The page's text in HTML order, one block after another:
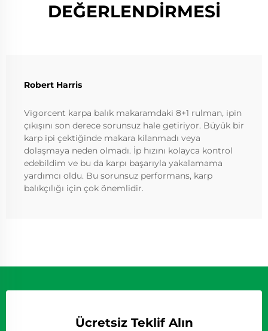
DEĞERLENDİRMESİ
Robert Harris
Vigorcent karpa balık makaramdaki 8+1 rulman, ipin
çıkışını son derece sorunsuz hale getiriyor. Büyük bir
karp ipi çektiğinde makara kilanmadı veya
dolaşmaya neden olmadı. İp hızını kolayca kontrol
edebildim ve bu da karpı başarıyla yakalamama
yardımcı oldu. Bu sorunsuz performans, karp
balıkçılığı için çok önemlidir.
Ücretsiz Teklif Alın